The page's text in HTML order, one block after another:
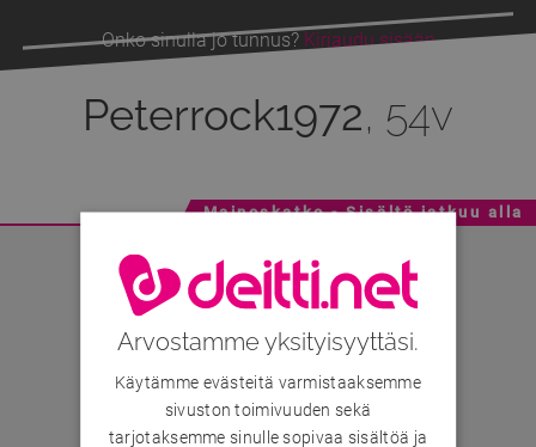
Onko sinulla jo tunnus? Kirjaudu sisään
Peterrock1972, 54v
Mainoskatko - Sisältö jatkuu alla
Arvostamme yksityisyyttäsi.
Käytämme evästeitä varmistaaksemme
sivuston toimivuuden sekä
tarjotaksemme sinulle sopivaa sisältöä ja